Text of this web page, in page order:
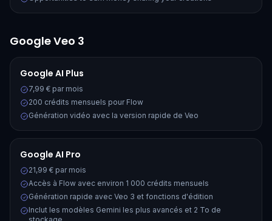
Google Veo 3
Google AI Plus
7,99 € par mois
200 crédits mensuels pour Flow
Génération vidéo avec la version rapide de Veo
Google AI Pro
21,99 € par mois
Accès à Flow avec environ 1 000 crédits mensuels
Génération rapide avec Veo 3 et fonctions d'édition
Inclut les modèles Gemini les plus avancés et 2 To de